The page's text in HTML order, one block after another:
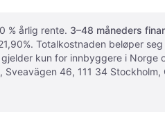
% årlig rente. 3–48 måneders
Totalkostnaden beløper
kun for innbyggere i Norge
46, 111 34